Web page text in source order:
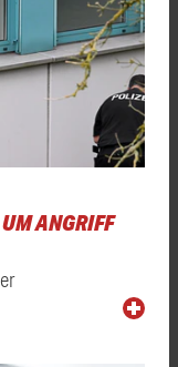
ANGRIFF